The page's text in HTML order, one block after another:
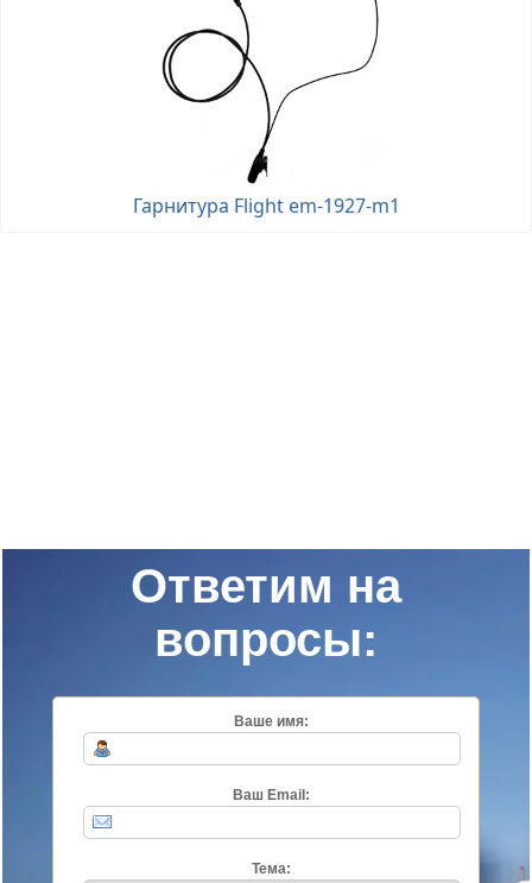
Гарнитура Flight em-1927-m1
Ответим на
вопросы:
Ваше имя:
Ваш Email:
Тема: